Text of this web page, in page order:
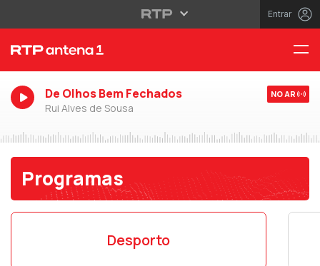
Entrar
De Olhos Bem Fechados
Rui Alves de Sousa
NO AR
Programas
Desporto